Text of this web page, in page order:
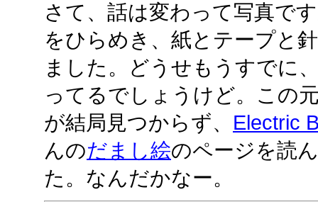
さて、話は変わって写真で
をひらめき、紙とテープと
ました。どうせもうすでに
ってるでしょうけど。この
が結局見つからず、 Electric
んのだまし絵のページを読
た。なんだかなー。